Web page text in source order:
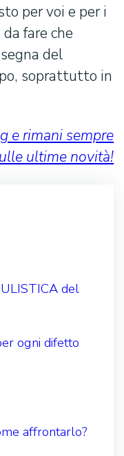
per voi e per i
fare che
del
soprattutto in
e rimani sempre
ultime novità!
del
ogni difetto
affrontarlo?